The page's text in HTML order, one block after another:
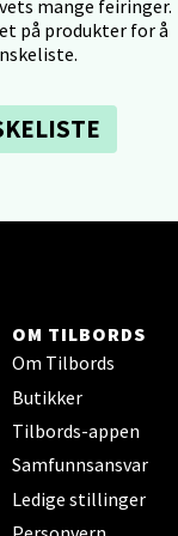
mange feiringer.
på produkter for å
OM TILBORDS
Om Tilbords
Butikker
Tilbords-appen
Samfunnsansvar
Ledige stillinger
Ski